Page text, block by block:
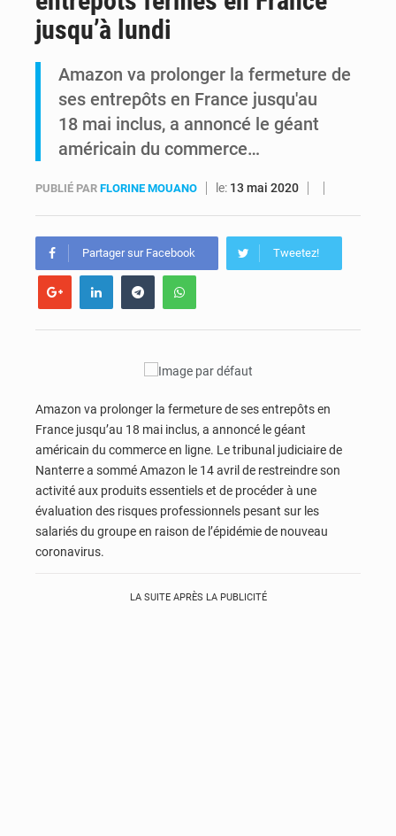
Ebola Bundibugyo : Tshisekedi mobilise le Gouvernement, l’OMS et Africa CDC pour renforcer la riposte
jusqu’à lundi
Amazon va prolonger la fermeture de
ses entrepôts en France jusqu'au
18 mai inclus, a annoncé le géant
américain du commerce…
PUBLIÉ PAR FLORINE MOUANO le: 13 mai 2020
Partager sur Facebook Tweetez!
Amazon va prolonger la fermeture de ses entrepôts en
France jusqu’au 18 mai inclus, a annoncé le géant
américain du commerce en ligne. Le tribunal judiciaire de
Nanterre a sommé Amazon le 14 avril de restreindre son
activité aux produits essentiels et de procéder à une
évaluation des risques professionnels pesant sur les
salariés du groupe en raison de l’épidémie de nouveau
coronavirus.
LA SUITE APRÈS LA PUBLICITÉ